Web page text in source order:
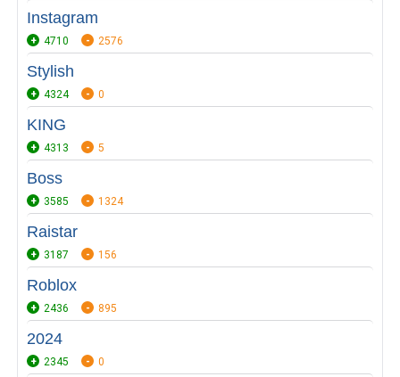
Instagram
4710 2576
Stylish
4324 0
KING
4313 5
Boss
3585 1324
Raistar
3187 156
Roblox
2436 895
2024
2345 0